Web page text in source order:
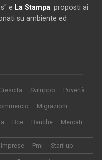
e La Stampa: proposti ai
su ambiente ed
Sviluppo Povertà
Migrazioni
Bce Banche Mercati
Imprese Pmi Start-up